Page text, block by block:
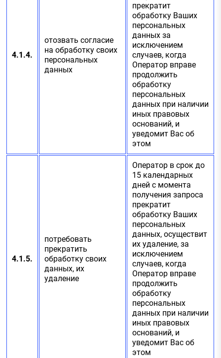
4.1.4.
отозвать согласие
на обработку своих
персональных
данных
прекратит
обработку Ваших
персональных
данных за
исключением
случаев, когда
Оператор вправе
продолжить
обработку
персональных
данных при наличии
иных правовых
оснований, и
уведомит Вас об
этом
4.1.5.
потребовать
прекратить
обработку своих
данных, их
удаление
Оператор в срок до
15 календарных
дней с момента
получения запроса
прекратит
обработку Ваших
персональных
данных, осуществит
их удаление, за
исключением
случаев, когда
Оператор вправе
продолжить
обработку
персональных
данных при наличии
иных правовых
оснований, и
уведомит Вас об
этом